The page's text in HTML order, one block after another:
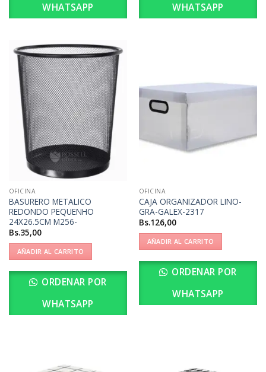
WHATSAPP
WHATSAPP
OFICINA
BASURERO METALICO
REDONDO PEQUENHO
24X26.5CM M256-
Bs.35,00
AÑADIR AL CARRITO
ORDENAR POR
WHATSAPP
OFICINA
CAJA ORGANIZADOR LINO-
GRA-GALEX-2317
Bs.126,00
AÑADIR AL CARRITO
ORDENAR POR
WHATSAPP